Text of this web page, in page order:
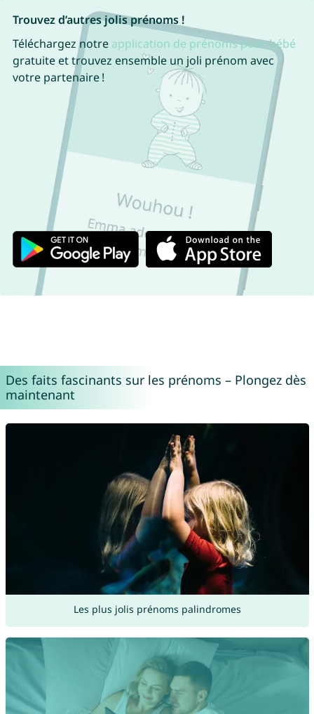
Trouvez d’autres jolis prénoms !
Téléchargez notre application de prénoms pour bébé
gratuite et trouvez ensemble un joli prénom avec
votre partenaire !
Des faits fascinants sur les prénoms – Plongez dès
maintenant
Les plus jolis prénoms palindromes